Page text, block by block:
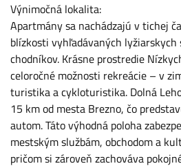
Výnimočná lokalita:
Apartmány sa nachádzajú v tichej
blízkosti vyhľadávaných
chodníkov. Krásne prostredie
celoročné možnosti rekreácie – v
turistika a cykloturistika. Dolná
15 km od mesta Brezno, čo
autom. Táto výhodná poloha
mestským službám, obchodom a
pričom si zároveň zachováva